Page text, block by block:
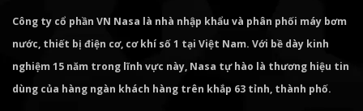
Công ty cổ phần VN Nasa là nhà nhập khẩu và phân phối máy bơm
nước, thiết bị điện cơ, cơ khí số 1 tại Việt Nam. Với bề dày kinh
nghiệm 15 năm trong lĩnh vực này, Nasa tự hào là thương hiệu tin
dùng của hàng ngàn khách hàng trên khắp 63 tỉnh, thành phố.